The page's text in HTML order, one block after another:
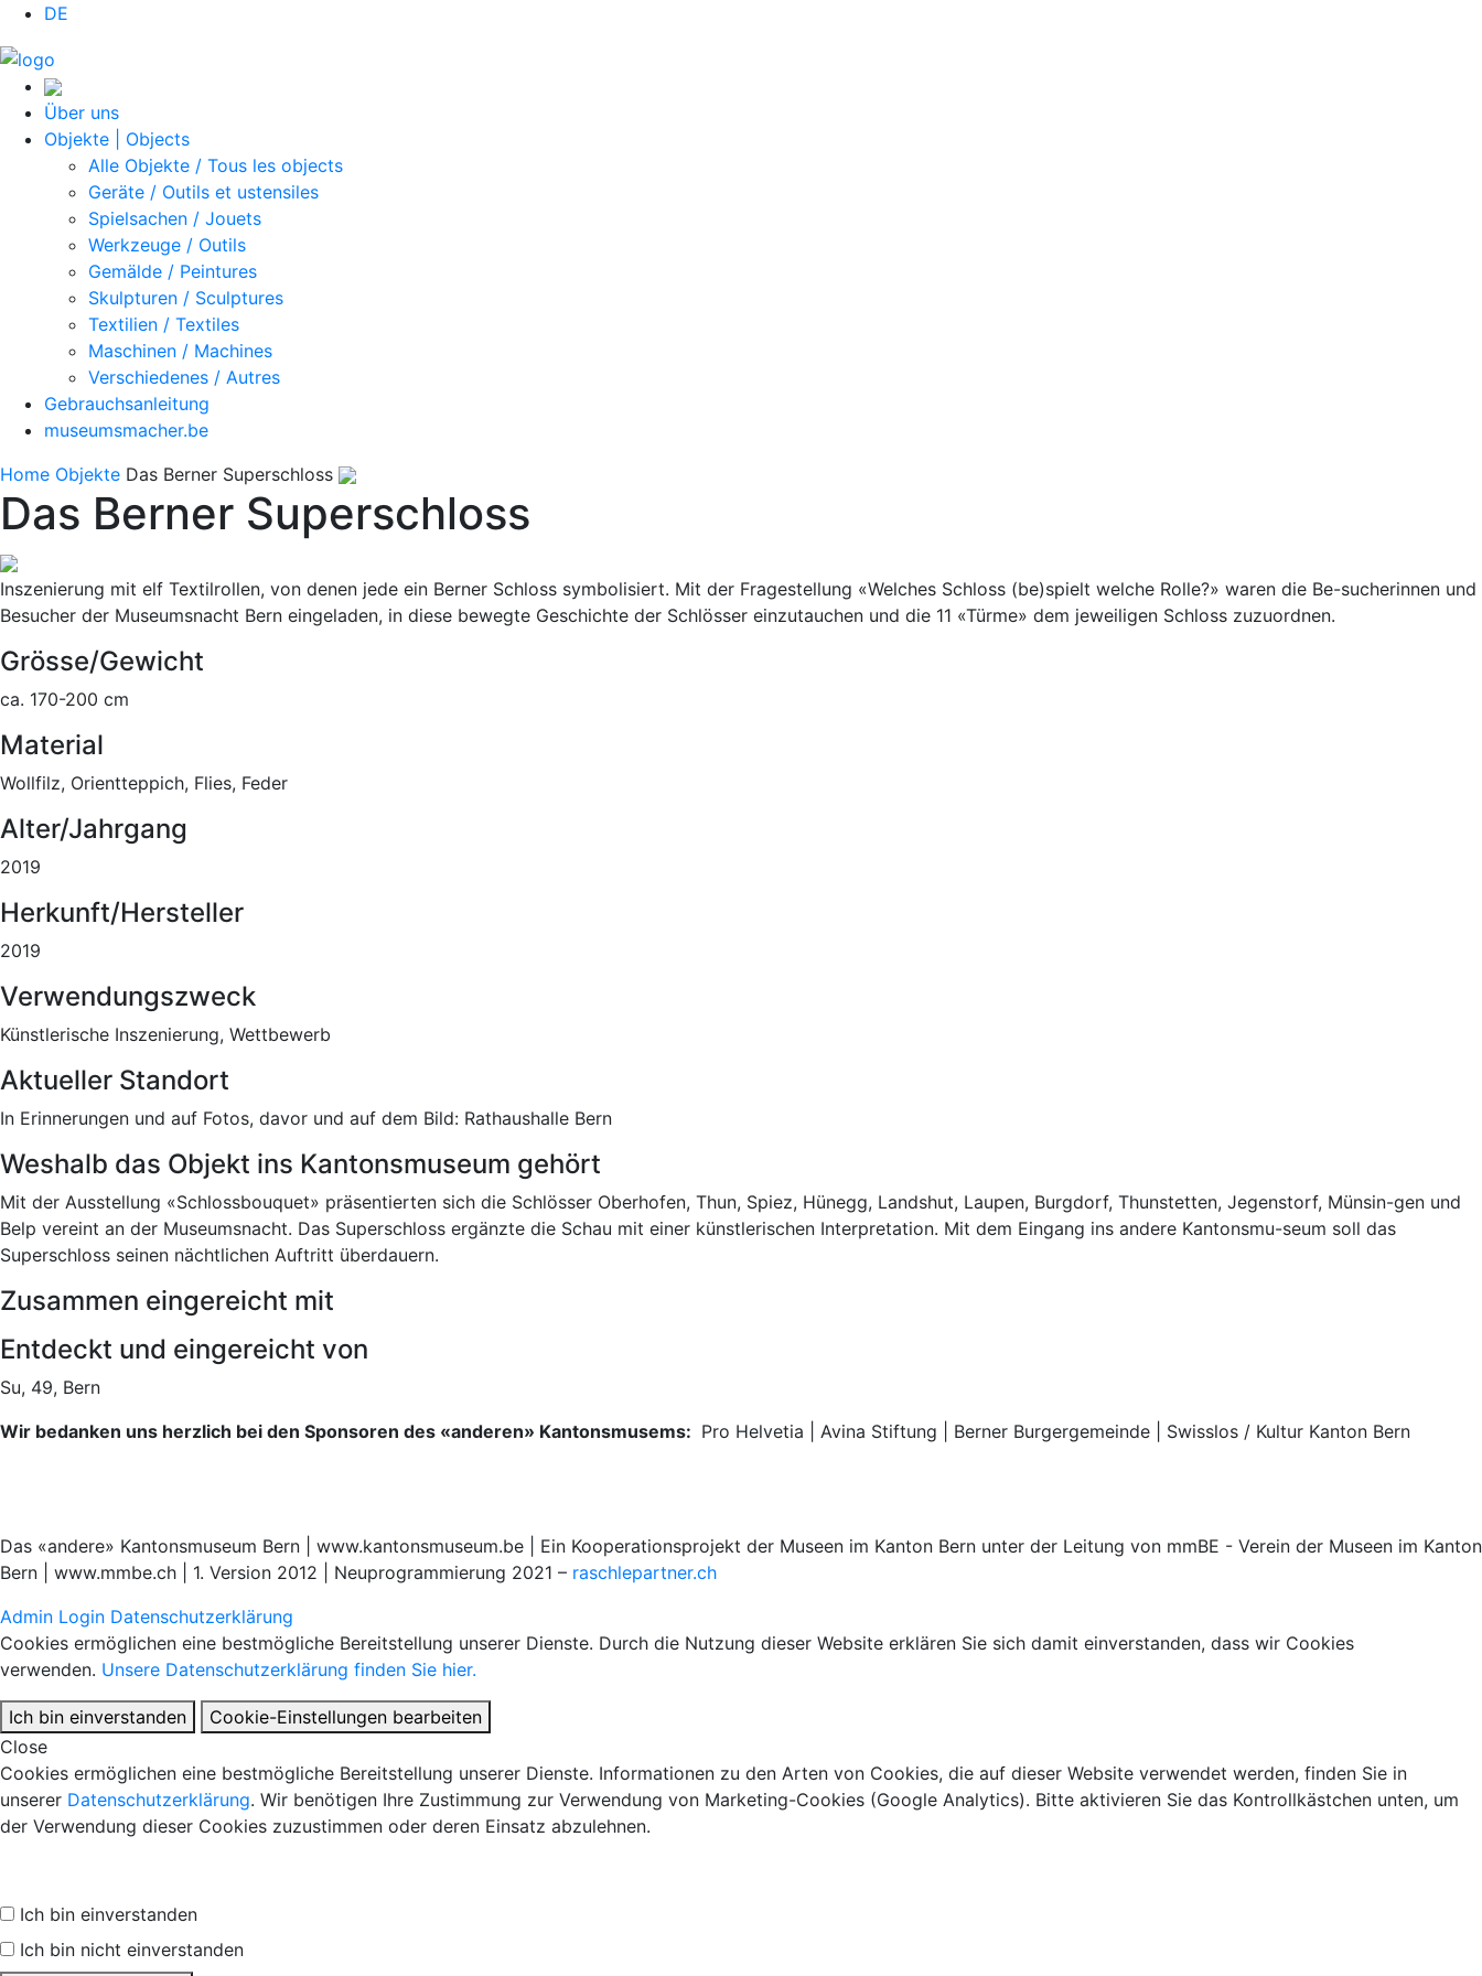
DE
Über uns
Objekte | Objects
Alle Objekte / Tous les objects
Geräte / Outils et ustensiles
Spielsachen / Jouets
Werkzeuge / Outils
Gemälde / Peintures
Skulpturen / Sculptures
Textilien / Textiles
Maschinen / Machines
Verschiedenes / Autres
Gebrauchsanleitung
museumsmacher.be
Home Objekte Das Berner Superschloss
Das Berner Superschloss
Inszenierung mit elf Textilrollen, von denen jede ein Berner Schloss symbolisiert. Mit der Fragestellung «Welches Schloss (be)spielt welche Rolle?» waren die Be-sucherinnen und
Besucher der Museumsnacht Bern eingeladen, in diese bewegte Geschichte der Schlösser einzutauchen und die 11 «Türme» dem jeweiligen Schloss zuzuordnen.
Grösse/Gewicht
ca. 170-200 cm
Material
Wollfilz, Orientteppich, Flies, Feder
Alter/Jahrgang
2019
Herkunft/Hersteller
2019
Verwendungszweck
Künstlerische Inszenierung, Wettbewerb
Aktueller Standort
In Erinnerungen und auf Fotos, davor und auf dem Bild: Rathaushalle Bern
Weshalb das Objekt ins Kantonsmuseum gehört
Mit der Ausstellung «Schlossbouquet» präsentierten sich die Schlösser Oberhofen, Thun, Spiez, Hünegg, Landshut, Laupen, Burgdorf, Thunstetten, Jegenstorf, Münsin-gen und
Belp vereint an der Museumsnacht. Das Superschloss ergänzte die Schau mit einer künstlerischen Interpretation. Mit dem Eingang ins andere Kantonsmu-seum soll das
Superschloss seinen nächtlichen Auftritt überdauern.
Zusammen eingereicht mit
Entdeckt und eingereicht von
Su, 49, Bern
Wir bedanken uns herzlich bei den Sponsoren des «anderen» Kantonsmusems: Pro Helvetia | Avina Stiftung | Berner Burgergemeinde | Swisslos / Kultur Kanton Bern
Das «andere» Kantonsmuseum Bern | www.kantonsmuseum.be | Ein Kooperationsprojekt der Museen im Kanton Bern unter der Leitung von mmBE - Verein der Museen im Kanton
Bern | www.mmbe.ch | 1. Version 2012 | Neuprogrammierung 2021 – raschlepartner.ch
Admin Login Datenschutzerklärung
Cookies ermöglichen eine bestmögliche Bereitstellung unserer Dienste. Durch die Nutzung dieser Website erklären Sie sich damit einverstanden, dass wir Cookies
verwenden. Unsere Datenschutzerklärung finden Sie hier.
Ich bin einverstanden
Cookie-Einstellungen bearbeiten
Close
Cookies ermöglichen eine bestmögliche Bereitstellung unserer Dienste. Informationen zu den Arten von Cookies, die auf dieser Website verwendet werden, finden Sie in
unserer Datenschutzerklärung. Wir benötigen Ihre Zustimmung zur Verwendung von Marketing-Cookies (Google Analytics). Bitte aktivieren Sie das Kontrollkästchen unten, um
der Verwendung dieser Cookies zuzustimmen oder deren Einsatz abzulehnen.
Ich bin einverstanden
Ich bin nicht einverstanden